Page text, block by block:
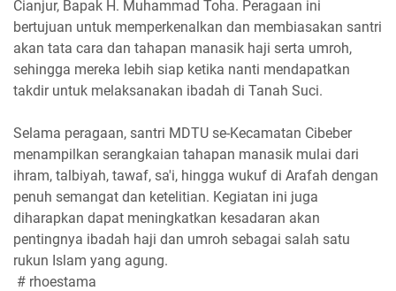
Cianjur, Bapak H. Muhammad Toha. Peragaan ini
bertujuan untuk memperkenalkan dan membiasakan santri
akan tata cara dan tahapan manasik haji serta umroh,
sehingga mereka lebih siap ketika nanti mendapatkan
takdir untuk melaksanakan ibadah di Tanah Suci.
Selama peragaan, santri MDTU se-Kecamatan Cibeber
menampilkan serangkaian tahapan manasik mulai dari
ihram, talbiyah, tawaf, sa'i, hingga wukuf di Arafah dengan
penuh semangat dan ketelitian. Kegiatan ini juga
diharapkan dapat meningkatkan kesadaran akan
pentingnya ibadah haji dan umroh sebagai salah satu
rukun Islam yang agung.
# rhoestama